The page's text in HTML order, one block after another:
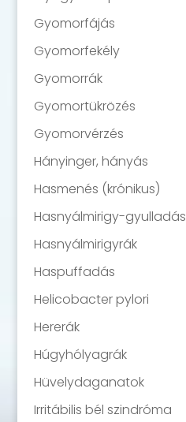
Gyomorfájás
Gyomorfekély
Gyomorrák
Gyomortükrözés
Gyomorvérzés
Hányinger, hányás
Hasmenés (krónikus)
Hasnyálmirigy-gyulladás
Hasnyálmirigyrák
Haspuffadás
Helicobacter pylori
Hererák
Húgyhólyagrák
Hüvelydaganatok
Irritábilis bél szindróma